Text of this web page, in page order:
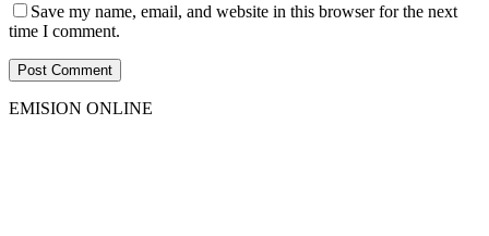
Save my name, email, and website in this browser for the next
time I comment.
EMISION ONLINE